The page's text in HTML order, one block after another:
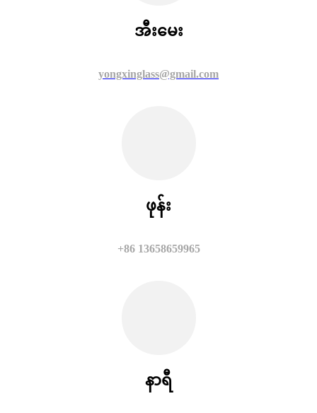
အီးမေး
yongxinglass@gmail.com
ဖုန်း
+86 13658659965
နာရီ